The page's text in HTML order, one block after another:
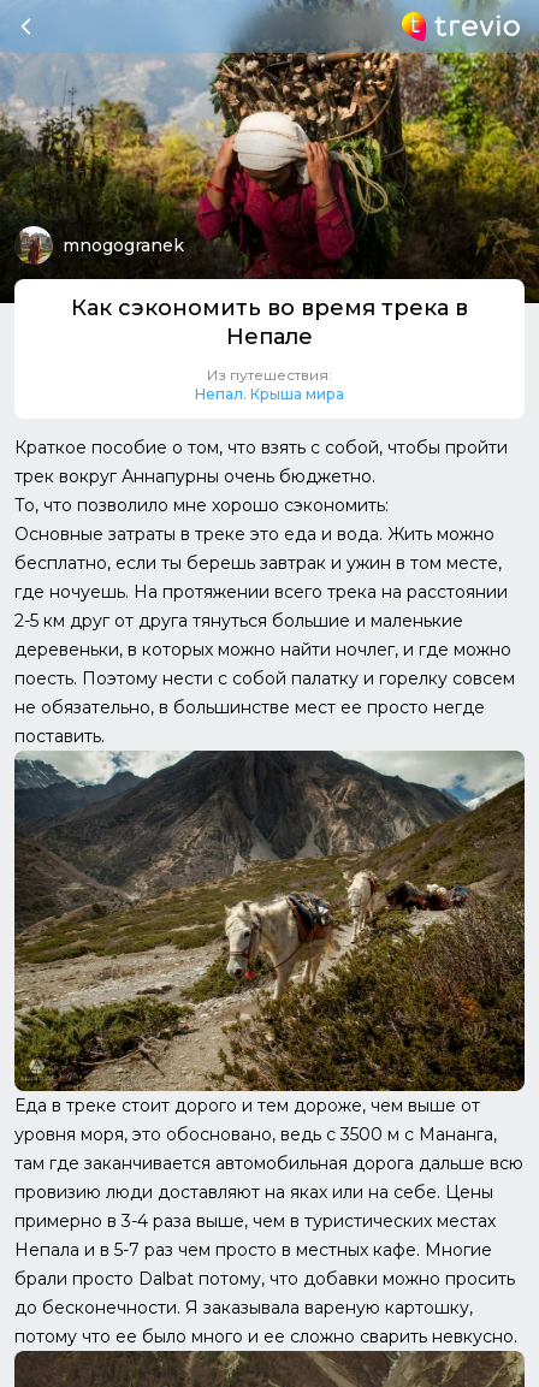
mnogogranek
Как сэкономить во время трека в
Непале
Из путешествия:
Непал. Крыша мира
Краткое пособие о том, что взять с собой, чтобы пройти
трек вокруг Аннапурны очень бюджетно.
То, что позволило мне хорошо сэкономить:
Основные затраты в треке это еда и вода. Жить можно
бесплатно, если ты берешь завтрак и ужин в том месте,
где ночуешь. На протяжении всего трека на расстоянии
2-5 км друг от друга тянуться большие и маленькие
деревеньки, в которых можно найти ночлег, и где можно
поесть. Поэтому нести с собой палатку и горелку совсем
не обязательно, в большинстве мест ее просто негде
поставить.
Еда в треке стоит дорого и тем дороже, чем выше от
уровня моря, это обосновано, ведь с 3500 м с Мананга,
там где заканчивается автомобильная дорога дальше всю
провизию люди доставляют на яках или на себе. Цены
примерно в 3-4 раза выше, чем в туристических местах
Непала и в 5-7 раз чем просто в местных кафе. Многие
брали просто Dalbat потому, что добавки можно просить
до бесконечности. Я заказывала вареную картошку,
потому что ее было много и ее сложно сварить невкусно.